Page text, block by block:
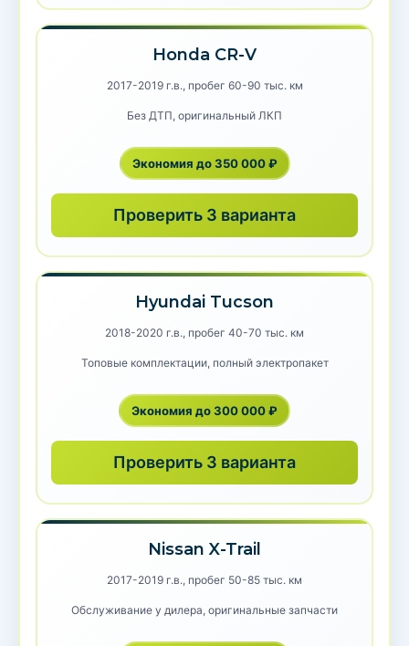
Honda CR-V
2017-2019 г.в., пробег 60-90 тыс. км
Без ДТП, оригинальный ЛКП
Экономия до 350 000 ₽
Проверить 3 варианта
Hyundai Tucson
2018-2020 г.в., пробег 40-70 тыс. км
Топовые комплектации, полный электропакет
Экономия до 300 000 ₽
Проверить 3 варианта
Nissan X-Trail
2017-2019 г.в., пробег 50-85 тыс. км
Обслуживание у дилера, оригинальные запчасти